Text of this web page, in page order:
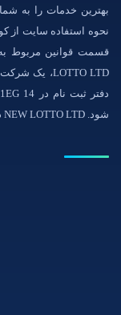
بهترین خدمات را به
نحوه استفاده سایت از
شود. NEW LOTTO LTD دارای مجوز است.